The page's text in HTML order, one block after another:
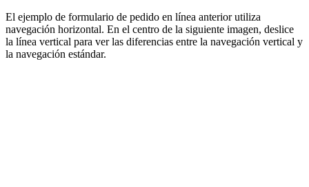
El ejemplo de formulario de pedido en línea anterior utiliza
navegación horizontal. En el centro de la siguiente imagen, deslice
la línea vertical para ver las diferencias entre la navegación vertical y
la navegación estándar.